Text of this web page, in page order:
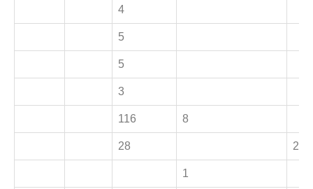
4
5
5
3
116 8
28 2
1